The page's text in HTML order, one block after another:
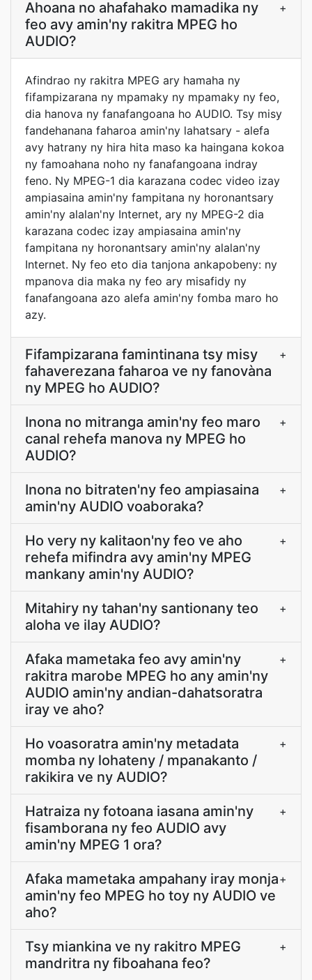
Ahoana no ahafahako mamadika ny
feo avy amin'ny rakitra MPEG ho
AUDIO?
+
Afindrao ny rakitra MPEG ary hamaha ny
fifampizarana ny mpamaky ny mpamaky ny feo,
dia hanova ny fanafangoana ho AUDIO. Tsy misy
fandehanana faharoa amin'ny lahatsary - alefa
avy hatrany ny hira hita maso ka haingana kokoa
ny famoahana noho ny fanafangoana indray
feno. Ny MPEG-1 dia karazana codec video izay
ampiasaina amin'ny fampitana ny horonantsary
amin'ny alalan'ny Internet, ary ny MPEG-2 dia
karazana codec izay ampiasaina amin'ny
fampitana ny horonantsary amin'ny alalan'ny
Internet. Ny feo eto dia tanjona ankapobeny: ny
mpanova dia maka ny feo ary misafidy ny
fanafangoana azo alefa amin'ny fomba maro ho
azy.
Fifampizarana famintinana tsy misy
fahaverezana faharoa ve ny fanovàna
ny MPEG ho AUDIO?
+
Inona no mitranga amin'ny feo maro
canal rehefa manova ny MPEG ho
AUDIO?
+
Inona no bitraten'ny feo ampiasaina
amin'ny AUDIO voaboraka?
+
Ho very ny kalitaon'ny feo ve aho
rehefa mifindra avy amin'ny MPEG
mankany amin'ny AUDIO?
+
Mitahiry ny tahan'ny santionany teo
aloha ve ilay AUDIO?
+
Afaka mametaka feo avy amin'ny
rakitra marobe MPEG ho any amin'ny
AUDIO amin'ny andian-dahatsoratra
iray ve aho?
+
Ho voasoratra amin'ny metadata
momba ny lohateny / mpanakanto /
rakikira ve ny AUDIO?
+
Hatraiza ny fotoana iasana amin'ny
fisamborana ny feo AUDIO avy
amin'ny MPEG 1 ora?
+
Afaka mametaka ampahany iray monja
amin'ny feo MPEG ho toy ny AUDIO ve
aho?
+
Tsy miankina ve ny rakitro MPEG
mandritra ny fiboahana feo?
+